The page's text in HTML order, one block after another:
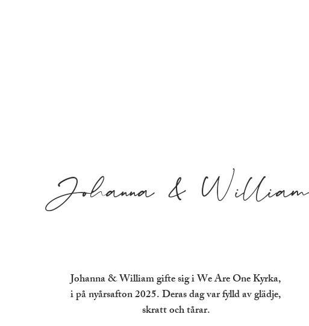
Johanna & William
Johanna & William gifte sig i We Are One Kyrka,
i på nyårsafton 2025. Deras dag var fylld av glädje,
skratt och tårar.